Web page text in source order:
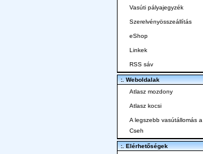
Vasúti pályajegyzék
Szerelvényösszeállítás
eShop
Linkek
RSS sáv
:. Weboldalak
Atlasz mozdony
Atlasz kocsi
A legszebb vasútállomás a
Cseh
:. Elérhetőségek